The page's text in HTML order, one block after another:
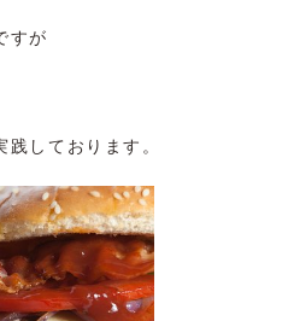
すが
しております。